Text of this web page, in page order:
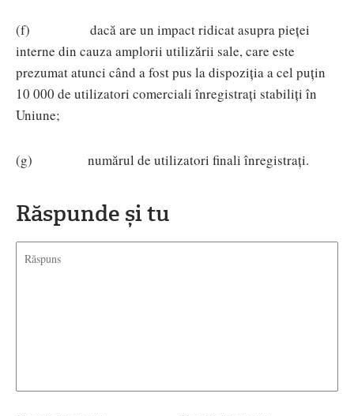
(f) dacă are un impact ridicat asupra pieței
interne din cauza amplorii utilizării sale, care este
prezumat atunci când a fost pus la dispoziția a cel puțin
10 000 de utilizatori comerciali înregistrați stabiliți în
Uniune;
(g) numărul de utilizatori finali înregistrați.
Răspunde și tu